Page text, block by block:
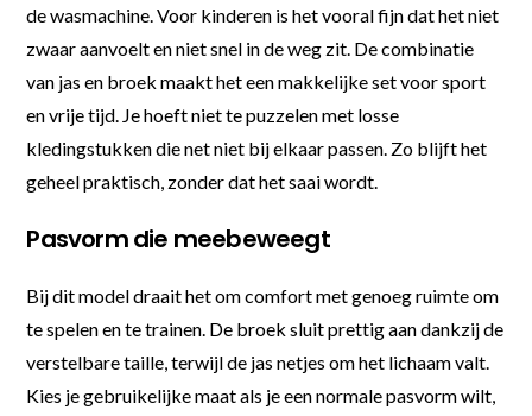
de wasmachine. Voor kinderen is het vooral fijn dat het niet
zwaar aanvoelt en niet snel in de weg zit. De combinatie
van jas en broek maakt het een makkelijke set voor sport
en vrije tijd. Je hoeft niet te puzzelen met losse
kledingstukken die net niet bij elkaar passen. Zo blijft het
geheel praktisch, zonder dat het saai wordt.
Pasvorm die meebeweegt
Bij dit model draait het om comfort met genoeg ruimte om
te spelen en te trainen. De broek sluit prettig aan dankzij de
verstelbare taille, terwijl de jas netjes om het lichaam valt.
Kies je gebruikelijke maat als je een normale pasvorm wilt,